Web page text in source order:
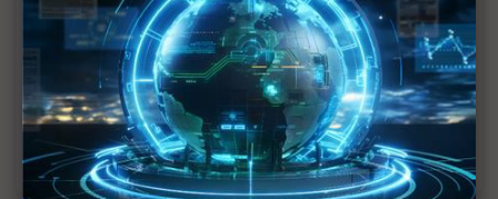
因應關稅轉嫁成本難避免 IC通路待上下游動態調整
美關稅政策重創消費信心 IC設計憂PC晶片價量齊縮
關稅衝擊風雨欲來 記憶體價格還漲得動？